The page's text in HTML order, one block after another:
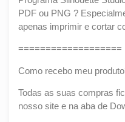
PDF ou PNG ?
apenas imprimir e cortar
===================
Como recebo meu
Todas as suas compras
nosso site e na aba de